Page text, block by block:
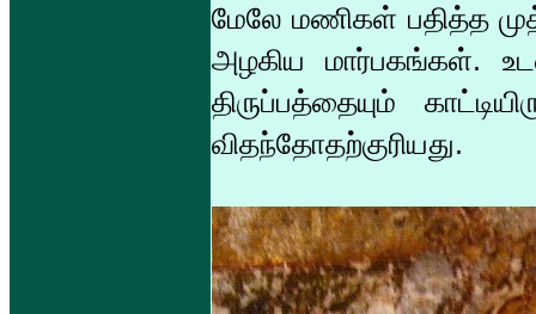
மேலே மணிகள் பதித்த
அழகிய மார்பகங்கள்.
திருப்பத்தையும்
விதந்தோதற்குரியது.